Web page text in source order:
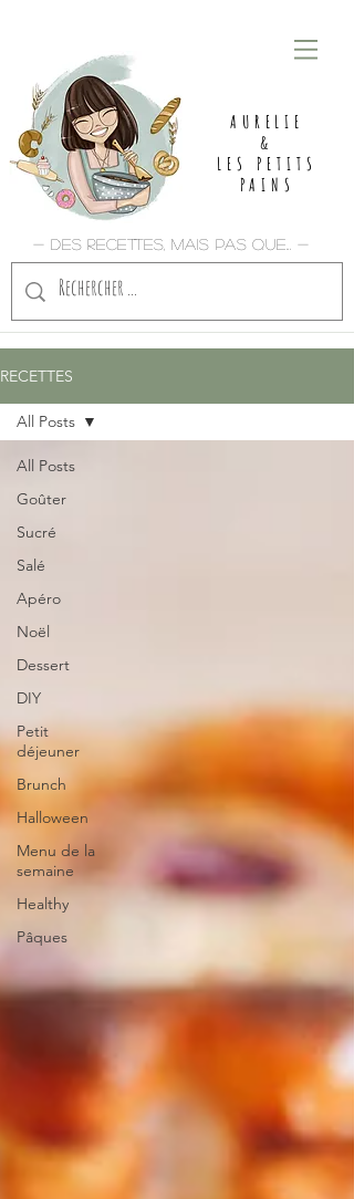
AURELIE
&
LES PETITS
PAINS
- Des recettes, mais pas que... -
RECETTES
All Posts
Goûter
Sucré
Salé
Apéro
Noël
Dessert
DIY
Petit
déjeuner
Brunch
Halloween
Menu de la
semaine
Healthy
Pâques
All Posts